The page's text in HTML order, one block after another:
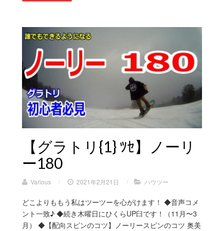
【グラトリ{1} ﾂｾ】ノーリ
ー180
Various / 2021年2月21日 / ハウツー
どこよりももう私はツーツーを心がけます！ ◆音声コメ
ント一致♪ ◆続き木曜日にひくらUP臼です！（11月〜3
月） ◆【配向スピンのコツ】ノーリースピンのコツ 奥美